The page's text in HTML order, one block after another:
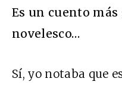
Es un cuento más
novelesco…
Sí, yo notaba que